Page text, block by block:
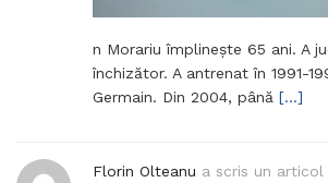
n Morariu împlinește 65 ani. A
închizător. A antrenat în 1991-
Germain. Din 2004, până […]
Florin Olteanu a scris un articol